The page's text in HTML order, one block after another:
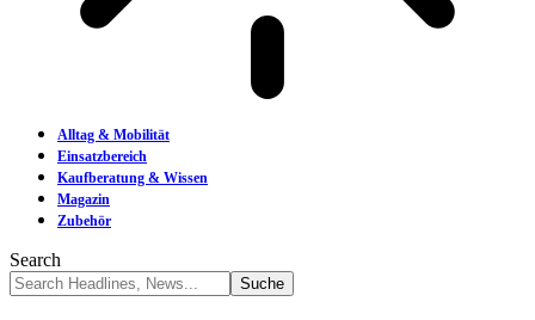
Alltag & Mobilität
Einsatzbereich
Kaufberatung & Wissen
Magazin
Zubehör
Search